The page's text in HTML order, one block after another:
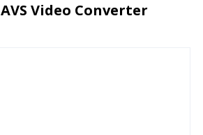
AVS Video Converter